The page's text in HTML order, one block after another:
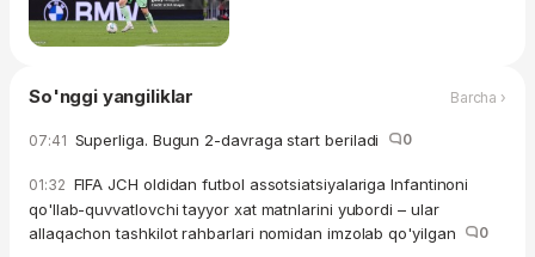
So'nggi yangiliklar Barcha ›
07:41 Superliga. Bugun 2-davraga start beriladi 0
01:32 FIFA JCH oldidan futbol assotsiatsiyalariga Infantinoni
qo'llab-quvvatlovchi tayyor xat matnlarini yubordi – ular
allaqachon tashkilot rahbarlari nomidan imzolab qo'yilgan
0